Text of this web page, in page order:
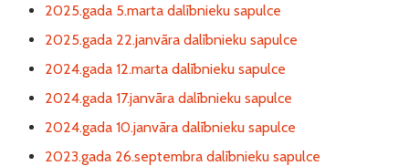
2025.gada 5.marta dalībnieku sapulce
2025.gada 22.janvāra dalībnieku sapulce
2024.gada 12.marta dalībnieku sapulce
2024.gada 17.janvāra dalībnieku sapulce
2024.gada 10.janvāra dalībnieku sapulce
2023.gada 26.septembra dalībnieku sapulce